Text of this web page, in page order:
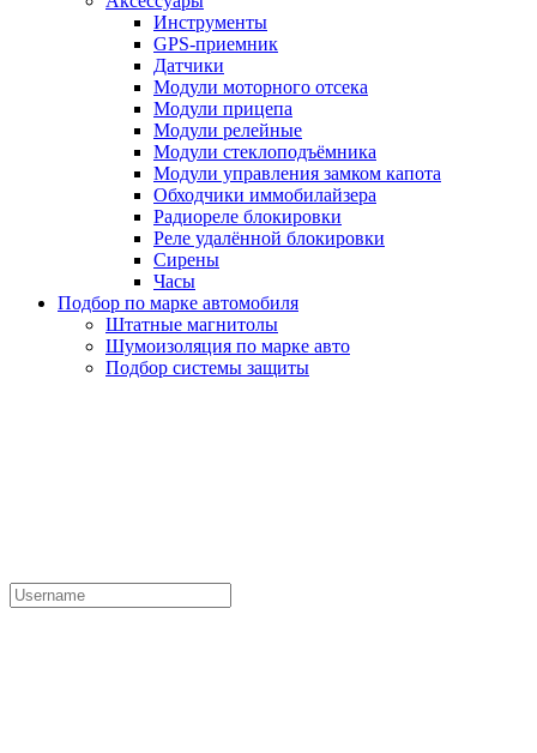
Инструменты
GPS-приемник
Датчики
Модули моторного отсека
Модули прицепа
Модули релейные
Модули стеклоподъёмника
Модули управления замком капота
Обходчики иммобилайзера
Радиореле блокировки
Реле удалённой блокировки
Сирены
Часы
Подбор по марке автомобиля
Штатные магнитолы
Шумоизоляция по марке авто
Подбор системы защиты